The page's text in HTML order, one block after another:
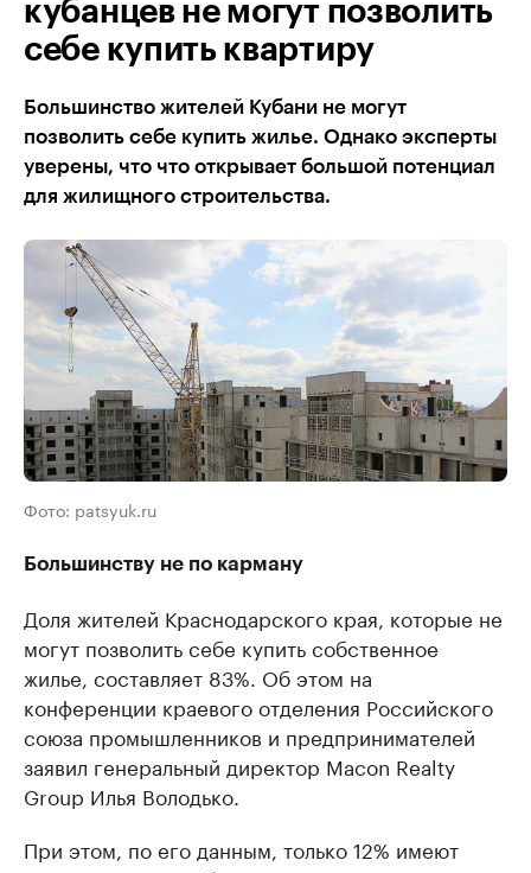
кубанцев не могут позволить
себе купить квартиру
Большинство жителей Кубани не могут
позволить себе купить жилье. Однако эксперты
уверены, что что открывает большой потенциал
для жилищного строительства.
Фото: patsyuk.ru
Большинству не по карману
Доля жителей Краснодарского края, которые не
могут позволить себе купить собственное
жилье, составляет 83%. Об этом на
конференции краевого отделения Российского
союза промышленников и предпринимателей
заявил генеральный директор Macon Realty
Group Илья Володько.
При этом, по его данным, только 12% имеют